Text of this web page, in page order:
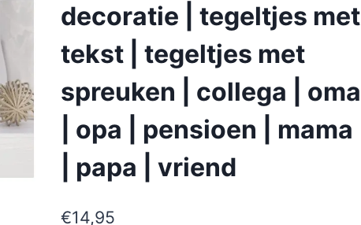
decoratie | tegeltjes met
tekst | tegeltjes met
spreuken | collega | oma
| opa | pensioen | mama
| papa | vriend
€14,95